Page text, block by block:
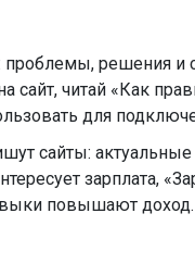
проблемы, решения
читай «Как
для
сайты:
зарплата,
повышают доход.